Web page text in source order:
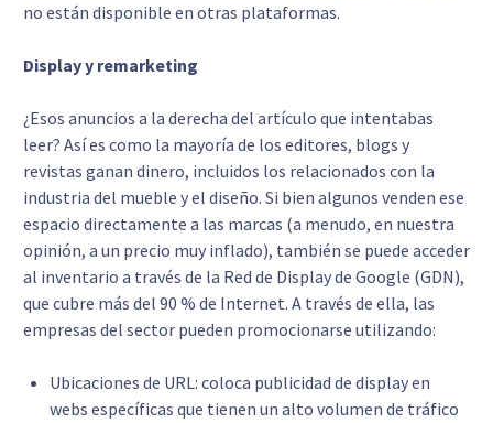
no están disponible en otras plataformas.
Display y remarketing
¿Esos anuncios a la derecha del artículo que intentabas
leer? Así es como la mayoría de los editores, blogs y
revistas ganan dinero, incluidos los relacionados con la
industria del mueble y el diseño. Si bien algunos venden ese
espacio directamente a las marcas (a menudo, en nuestra
opinión, a un precio muy inflado), también se puede acceder
al inventario a través de la Red de Display de Google (GDN),
que cubre más del 90 % de Internet. A través de ella, las
empresas del sector pueden promocionarse utilizando:
Ubicaciones de URL: coloca publicidad de display en
webs específicas que tienen un alto volumen de tráfico